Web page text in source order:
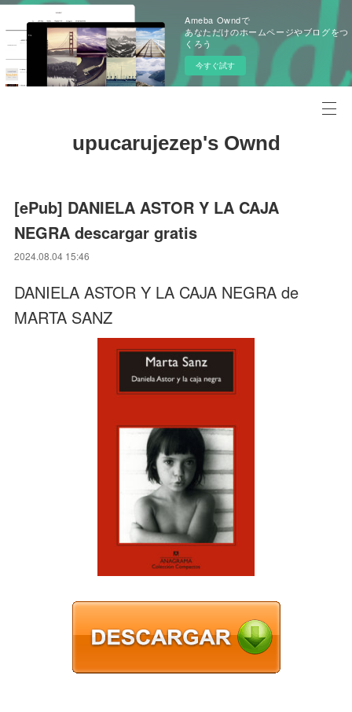
Ameba Owndで
あなただけのホームページやブログをつ
くろう
今すぐ試す
upucarujezep's Ownd
[ePub] DANIELA ASTOR Y LA CAJA
NEGRA descargar gratis
2024.08.04 15:46
DANIELA ASTOR Y LA CAJA NEGRA de
MARTA SANZ